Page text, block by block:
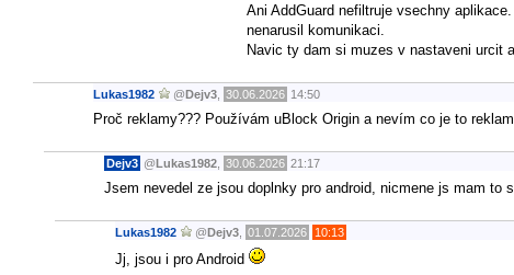
Ani AddGuard nefiltruje vsechny
nenarusil komunikaci.
Navic ty dam si muzes v nastaveni urcit
Lukas1982 @ Dejv3 30.06.2026 14:50
Proč reklamy??? Používám uBlock Origin a nevím co je to
Dejv3 @ Lukas1982 30.06.2026 21:17
Jsem nevedel ze jsou doplnky pro android, nicmene js mam
Lukas1982 @ Dejv3 01.07.2026 10:13
Jj, jsou i pro Android